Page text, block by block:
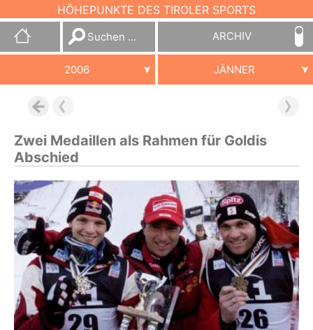
HÖHEPUNKTE DES TIROLER SPORTS
Suchen
nach:
ARCHIV
2006 JÄNNER
Zwei Medaillen als Rahmen für Goldis
Abschied